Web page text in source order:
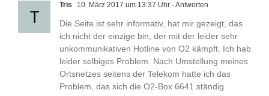
Tris 10. März 2017 um 13:37 Uhr - Antworten
Die Seite ist sehr informativ, hat mir gezeigt, das
ich nicht der einzige bin, der mit der leider sehr
unkommunikativen Hotline von O2 kämpft. Ich hab
leider selbiges Problem. Nach Umstellung meines
Ortsnetzes seitens der Telekom hatte ich das
Problem, das sich die O2-Box 6641 ständig